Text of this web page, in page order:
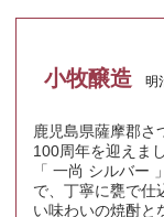
小牧醸造 明
鹿児島県薩摩郡さ
100周年を迎えま
「 一尚 シルバー
で、丁寧に甕で仕
い味わいの焼酎と